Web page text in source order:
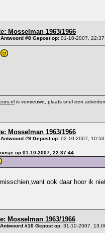
Mosselman 1963/1966
Antwoord #8 Gepost op: 01-10-2007,
is vernieuwd, plaats snel een
Mosselman 1963/1966
Antwoord #9 Gepost op: 02-10-2007,
op 01-10-2007, 22:37:44
misschien,want ook daar hoor ik
Mosselman 1963/1966
Antwoord #10 Gepost op: 31-10-2007,